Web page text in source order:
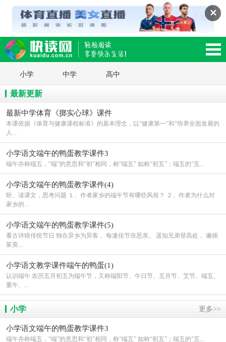
✕
读网-轻松阅读,快乐生活移动版
小学 中学 高中
最新更新
最新中学体育《掷实心球》课件
本课依据《体育与健康课程标准》的基本理念，以“健康第一”和“培养全面发展的
人...
小学语文端午的鸭蛋教学课件3
端午亦称端五，“端”的意思和“初”相同，称“端五” 如称“初五”；端五的“五...
小学语文端午的鸭蛋教学课件(4)
听、读课文，思考问题 １、作者家乡的端午节有哪些风俗？ ２、作者为什么对
家乡的...
小学语文端午的鸭蛋教学课件(5)
看古诗猜传统节日 独在异乡为异客， 每逢佳节倍思亲。 遥知兄弟登高处， 遍插
茱萸...
小学语文教学课件端午的鸭蛋(1)
认识端午 农历五月初五为端午节，又称端阳节、午日节、五月节、艾节、端五、
重午、...
更多>>
小学
小学语文端午的鸭蛋教学课件3
端午亦称端五，“端”的意思和“初”相同，称“端五” 如称“初五”；端五的“五...